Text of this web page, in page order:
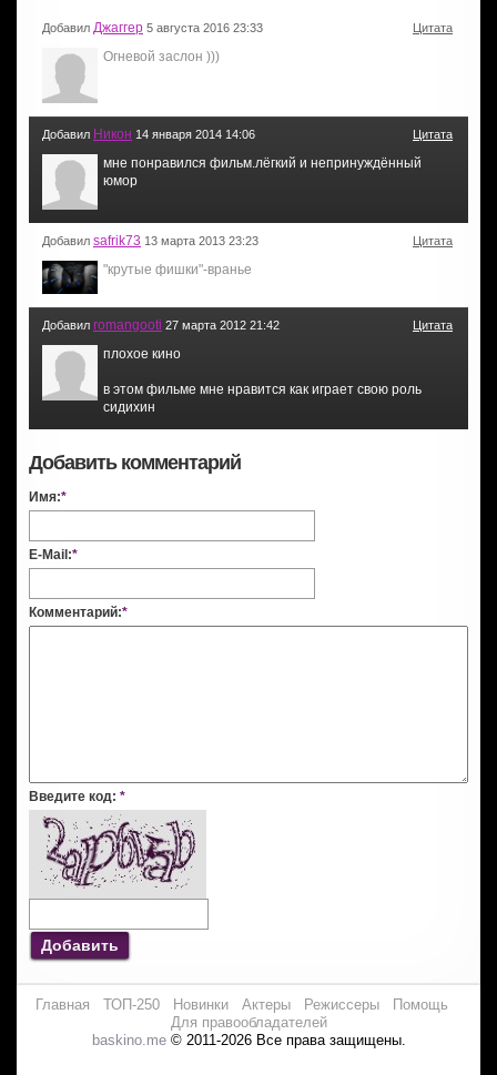
Добавил Джаггер 5 августа 2016 23:33 Цитата
Огневой заслон )))
Добавил Никон 14 января 2014 14:06 Цитата
мне понравился фильм.лёгкий и непринуждённый
юмор
Добавил safrik73 13 марта 2013 23:23 Цитата
"крутые фишки"-вранье
Добавил romangooti 27 марта 2012 21:42 Цитата
плохое кино
в этом фильме мне нравится как играет свою роль
сидихин
Добавить комментарий
Имя:*
E-Mail:*
Комментарий:*
Введите код: *
Добавить
Главная ТОП-250 Новинки Актеры Режиссеры
Помощь
Для правообладателей
baskino.me© 2011-2026 Все права защищены.